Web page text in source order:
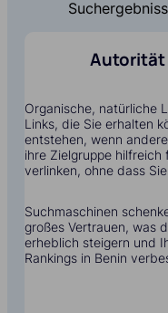
Autorität
Organische, natürliche
Links, die Sie erhalten
entstehen, wenn
ihre Zielgruppe
verlinken, ohne dass
Suchmaschinen
großes Vertrauen, was
erheblich steigern und
Rankings in Benin